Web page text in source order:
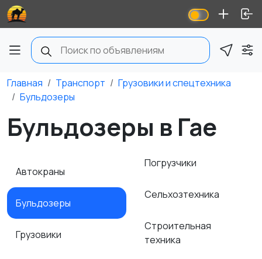
Главная Транспорт
Грузовики и спецтехника
Бульдозеры
Бульдозеры в Гае
Автокраны
Бульдозеры
Грузовики
Погрузчики
Сельхозтехника
Строительная
техника